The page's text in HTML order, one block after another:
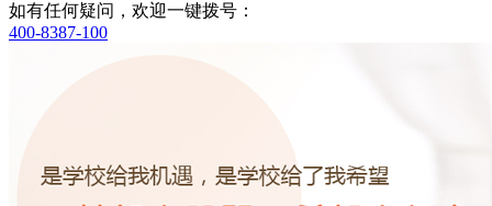
如有任何疑问，欢迎一键拨号：
400-8387-100